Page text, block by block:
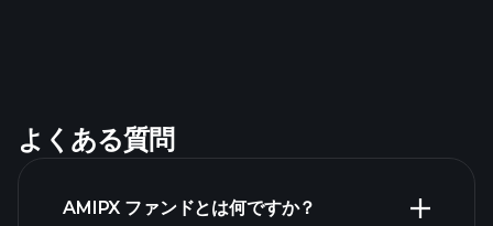
よくある質問
AMIPX ファンドとは何ですか？